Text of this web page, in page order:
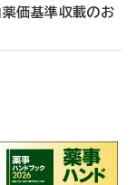
価基準収載のお